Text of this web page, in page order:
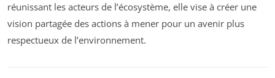
réunissant les acteurs de l’écosystème, elle vise à créer une
vision partagée des actions à mener pour un avenir plus
respectueux de l’environnement.